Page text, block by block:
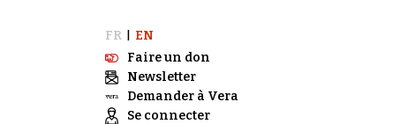
FR
EN
Faire un don
Newsletter
Demander à Vera
Se connecter